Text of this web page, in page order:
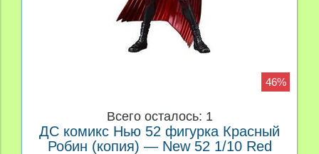
46%
Всего осталось: 1
ДС комикс Нью 52 фигурка Красный
Робин (копия) — New 52 1/10 Red